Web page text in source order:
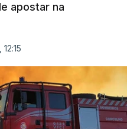
apostar na